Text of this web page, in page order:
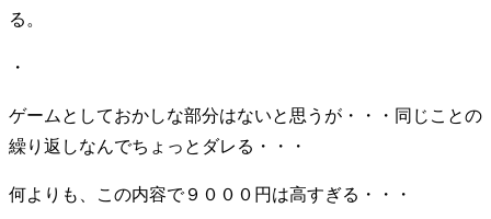
る。
・
ゲームとしておかしな部分はないと思うが・・・同じことの
繰り返しなんでちょっとダレる・・・
何よりも、この内容で９０００円は高すぎる・・・